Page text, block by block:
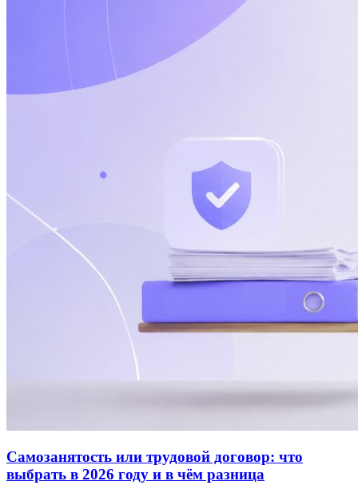
Самозанятость или трудовой договор: что
выбрать в 2026 году и в чём разница